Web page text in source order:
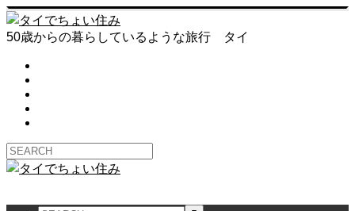
50歳からの暮らしているような旅行 タイ